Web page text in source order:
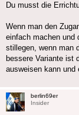
Du musst die
Wenn man den
einfach machen und
stillegen, wenn man
bessere Variante ist
ausweisen kann und
berlin69er
Insider